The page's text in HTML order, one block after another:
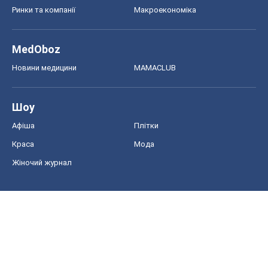
Ринки та компанії Макроекономіка
MedOboz
Новини медицини MAMACLUB
Шоу
Афіша Плітки
Краса Мода
Жіночий журнал